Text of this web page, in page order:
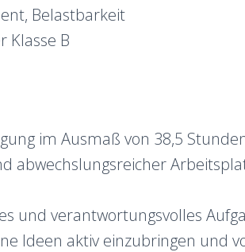
Belastbarkeit
Klasse B
im Ausmaß von 38,5
abwechslungsreicher
und verantwortungsvolles
Ideen aktiv einzubringen und